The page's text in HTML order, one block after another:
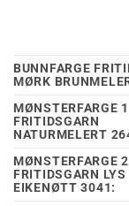
BUNNFARGE
MØRK
MØNSTERFARGE 1
FRITIDSGARN
NATURMELERT
MØNSTERFARGE 2
FRITIDSGARN LYS
EIKENØTT 3041: